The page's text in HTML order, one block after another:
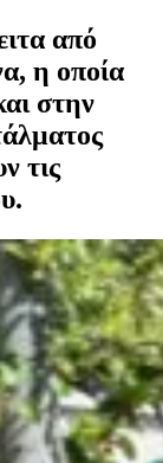
από
η οποία
στην
τις